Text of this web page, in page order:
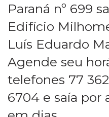
Paraná nº 699
Edifício
Luís Eduardo
Agende seu
telefones 77
6704 e saía por